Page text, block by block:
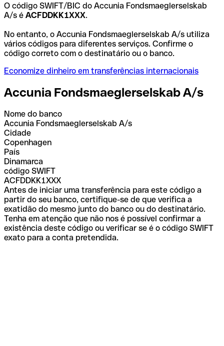
O código SWIFT/BIC do Accunia Fondsmaeglerselskab
A/s é ACFDDKK1XXX.
No entanto, o Accunia Fondsmaeglerselskab A/s utiliza
vários códigos para diferentes serviços. Confirme o
código correto com o destinatário ou o banco.
Economize dinheiro em transferências internacionais
Accunia Fondsmaeglerselskab A/s
Nome do banco
Accunia Fondsmaeglerselskab A/s
Cidade
Copenhagen
País
Dinamarca
código SWIFT
ACFDDKK1XXX
Antes de iniciar uma transferência para este código a
partir do seu banco, certifique-se de que verifica a
exatidão do mesmo junto do banco ou do destinatário.
Tenha em atenção que não nos é possível confirmar a
existência deste código ou verificar se é o código SWIFT
exato para a conta pretendida.